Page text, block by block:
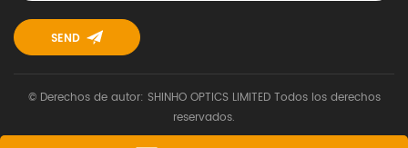
© Derechos de autor: SHINHO OPTICS LIMITED Todos los derechos
reservados.